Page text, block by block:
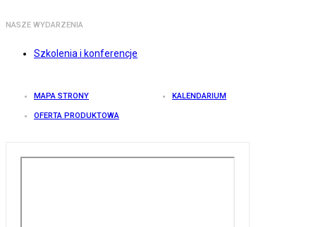
NASZE WYDARZENIA
Szkolenia i konferencje
MAPA STRONY KALENDARIUM
OFERTA PRODUKTOWA